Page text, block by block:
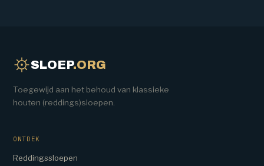
SLOEP.ORG
Toegewijd aan het behoud van klassieke
houten (reddings)sloepen.
ONTDEK
Reddingssloepen